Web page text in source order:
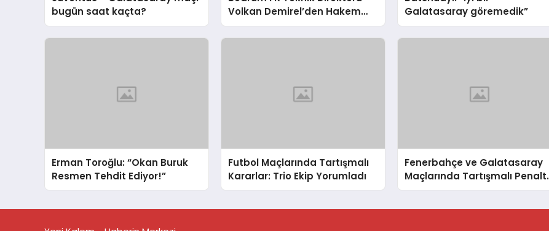
bugün saat kaçta?
Volkan Demirel’den Hakem
Eleştirisi
Galatasaray göremedik”
Erman Toroğlu: “Okan Buruk
Resmen Tehdit Ediyor!”
Futbol Maçlarında Tartışmalı
Kararlar: Trio Ekip Yorumladı
Fenerbahçe ve Galatasaray
Maçlarında Tartışmalı Penaltı
ve Kırmızı Kart Kararları